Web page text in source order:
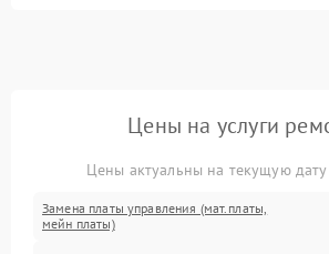
Цены на услуги
Цены актуальны на текущую
Замена платы управления (мат.платы,
мейн платы)